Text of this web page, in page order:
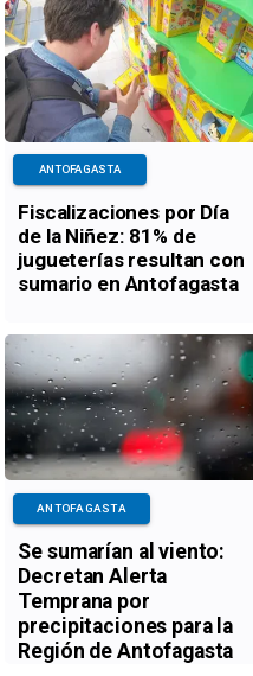
Fiscalizaciones por Día
de la Niñez: 81% de
jugueterías resultan con
sumario en Antofagasta
ANTOFAGASTA
Se sumarían al viento:
Decretan Alerta
Temprana por
precipitaciones para la
Región de Antofagasta
ANTOFAGASTA